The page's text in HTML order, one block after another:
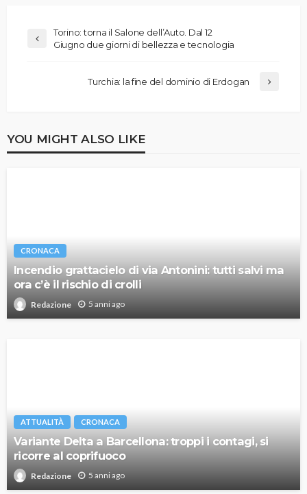
Torino: torna il Salone dell’Auto. Dal 12
Giugno due giorni di bellezza e tecnologia
Turchia: la fine del dominio di Erdogan
YOU MIGHT ALSO LIKE
CRONACA
Incendio grattacielo di via Antonini: tutti salvi ma
ora c’è il rischio di crolli
Redazione 5 anni ago
ATTUALITÀ CRONACA
Variante Delta a Barcellona: troppi i contagi, si
ricorre al coprifuoco
Redazione 5 anni ago